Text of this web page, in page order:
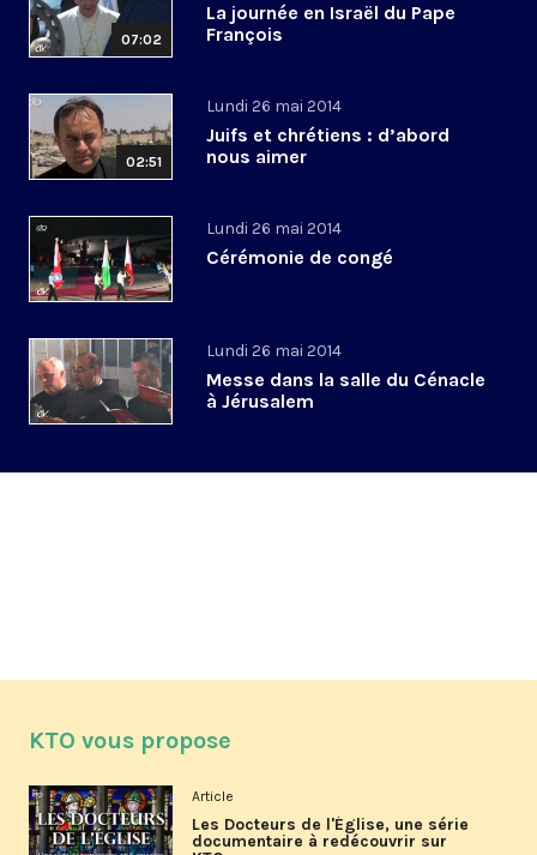
07:02
La journée en Israël du Pape
François
02:51
Lundi 26 mai 2014
Juifs et chrétiens : d’abord
nous aimer
Lundi 26 mai 2014
Cérémonie de congé
Lundi 26 mai 2014
Messe dans la salle du Cénacle
à Jérusalem
KTO vous propose
Article
Les Docteurs de l'Église, une série
documentaire à redécouvrir sur